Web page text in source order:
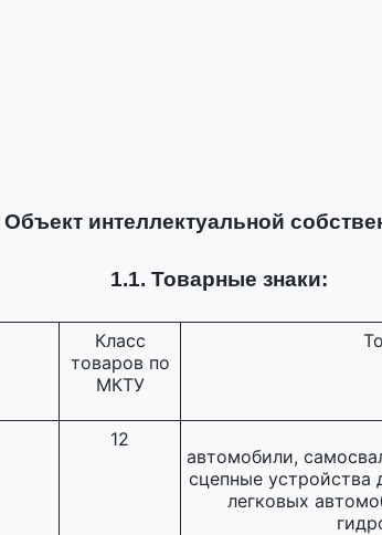
Объект интеллектуальной
1.1. Товарные знаки:
Класс
товаров по
МКТУ
12
автомобили,
сцепные устройства
легковых